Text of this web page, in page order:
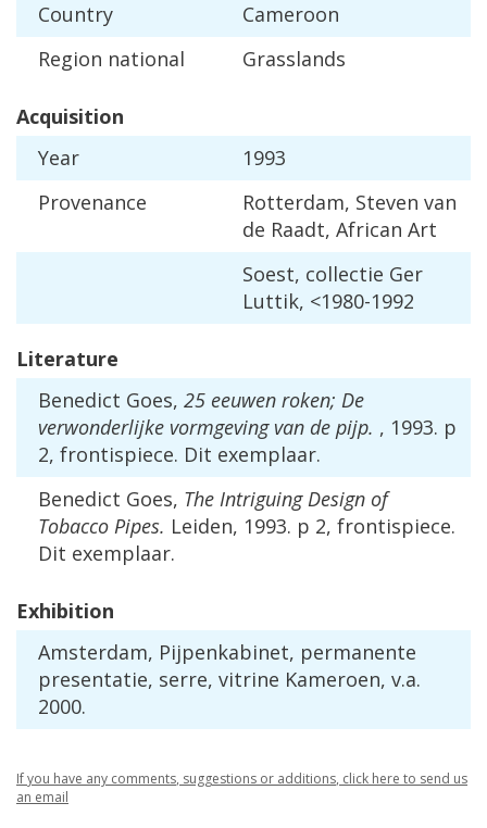
Country
Cameroon
Region national Grasslands
Acquisition
Year
1993
Provenance
Rotterdam, Steven van
de Raadt, African Art
Soest, collectie Ger
Luttik, <1980-1992
Literature
Benedict Goes, 25 eeuwen roken; De
verwonderlijke vormgeving van de pijp. , 1993. p
2, frontispiece. Dit exemplaar.
Benedict Goes, The Intriguing Design of
Tobacco Pipes. Leiden, 1993. p 2, frontispiece.
Dit exemplaar.
Exhibition
Amsterdam, Pijpenkabinet, permanente
presentatie, serre, vitrine Kameroen, v.a.
2000.
Ifyou have any comments, suggestions or additions, click here to send us
an email